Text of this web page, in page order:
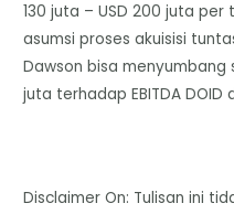
130 juta – USD 200 juta per
asumsi proses akuisisi
Dawson bisa menyumbang
juta terhadap EBITDA DOID
Disclaimer On: Tulisan ini